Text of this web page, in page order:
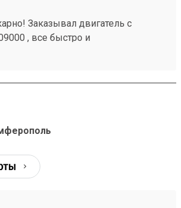
Заказывал двигатель с
, все быстро и
услугами и буду пользоваться!